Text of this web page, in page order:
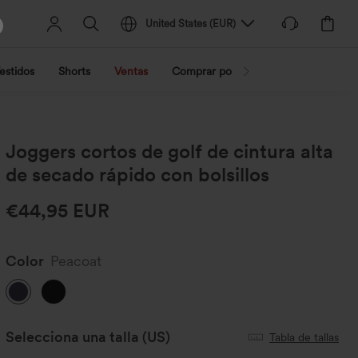
United States ( EUR)
Shorts Ventas Comprar por actividad
Joggers cortos de golf de cintura alta
de secado rápido con bolsillos
€44,95 EUR
Color Peacoat
Selecciona una talla (US) Tabla de tallas